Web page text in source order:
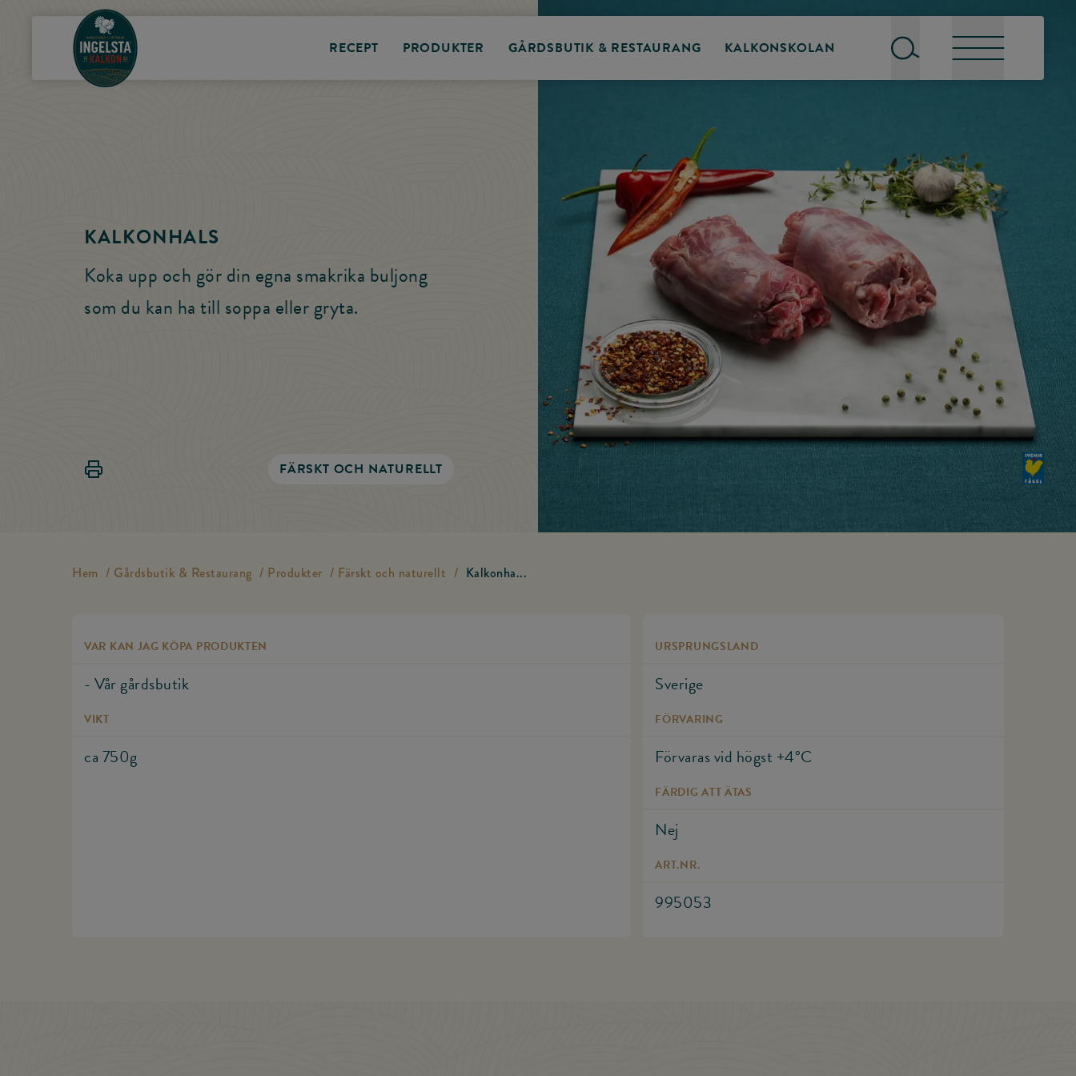
Till startsidan
RECEPT PRODUKTER GÅRDSBUTIK & RESTAURANG KALKONSKOLAN Sök Meny
KALKONHALS
Koka upp och gör din egna smakrika buljong
som du kan ha till soppa eller gryta.
Skriv ut Kalkonhals FÄRSKT OCH NATURELLT
Hem / Gårdsbutik & Restaurang / Produkter / Färskt och naturellt / Kalkonha...
VAR KAN JAG KÖPA PRODUKTEN
- Vår gårdsbutik
VIKT
ca 750g
URSPRUNGSLAND
Sverige
FÖRVARING
Förvaras vid högst +4°C
FÄRDIG ATT ÄTAS
Nej
ART.NR.
995053